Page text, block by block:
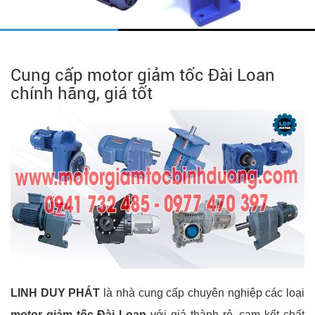
Cung cấp motor giảm tốc Đài Loan
chính hãng, giá tốt
LINH DUY PHÁT là nhà cung cấp chuyên nghiệp các loại